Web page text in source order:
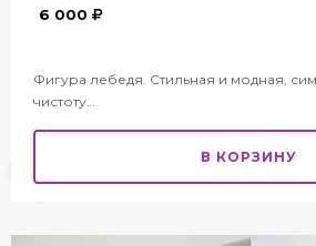
6 000
Фигура лебедя. Стильная и модная,
чистоту…
В КОРЗИНУ